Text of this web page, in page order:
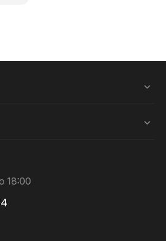
18:00